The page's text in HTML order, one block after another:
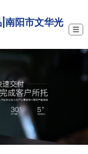
南阳市文华光
☰